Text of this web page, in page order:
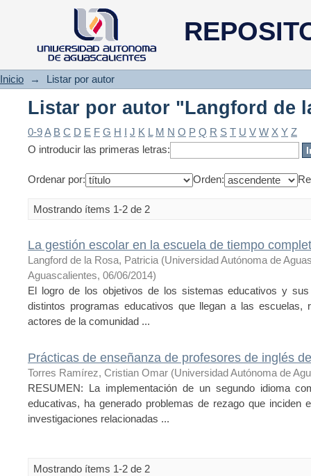
Listar por autor "Langford de
Inicio → Listar por autor
Listar por autor "Langford de
0-9A B C D E F G H I J K L M N O P Q R S T U V W X Y Z
O introducir las primeras letras:
Ordenar por: Orden:
Mostrando ítems 1-2 de 2
La gestión escolar en la escuela de tiempo
Langford de la Rosa, Patricia (Universidad Autónoma de
Aguascalientes, 06/06/2014)
El logro de los objetivos de los sistemas educativos y
distintos programas educativos que llegan a las escuelas,
actores de la comunidad ...
Prácticas de enseñanza de profesores de inglés
Torres Ramírez, Cristian Omar (Universidad Autónoma de
RESUMEN: La implementación de un segundo idioma
educativas, ha generado problemas de rezago que inciden
investigaciones relacionadas ...
Mostrando ítems 1-2 de 2